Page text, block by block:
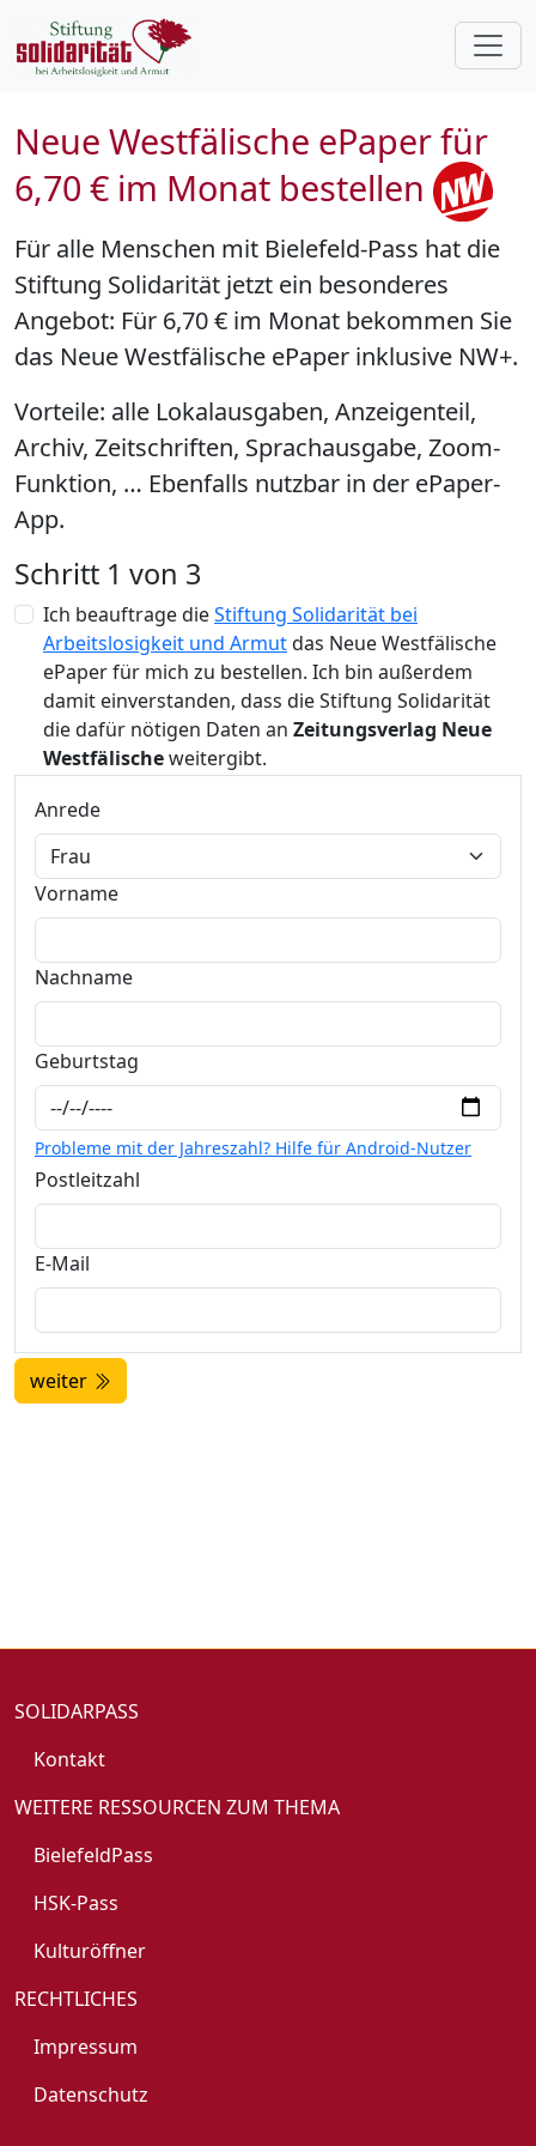
Neue Westfälische ePaper für
6,70 € im Monat bestellen
Für alle Menschen mit Bielefeld-Pass hat die
Stiftung Solidarität jetzt ein besonderes
Angebot: Für 6,70 € im Monat bekommen Sie
das Neue Westfälische ePaper inklusive NW+.
Vorteile: alle Lokalausgaben, Anzeigenteil,
Archiv, Zeitschriften, Sprachausgabe, Zoom-
Funktion, … Ebenfalls nutzbar in der ePaper-
App.
Schritt 1 von 3
Ich beauftrage dieStiftung Solidarität bei
Arbeitslosigkeit und Armutdas Neue Westfälische
ePaper für mich zu bestellen. Ich bin außerdem
damit einverstanden, dass die Stiftung Solidarität
die dafür nötigen Daten an Zeitungsverlag Neue
Westfälischeweitergibt.
Anrede
Vorname
Nachname
Geburtstag
Probleme mit der Jahreszahl? Hilfe für Android-Nutzer
Postleitzahl
E-Mail
weiter
SOLIDARPASS
Kontakt
WEITERE RESSOURCEN ZUM THEMA
BielefeldPass
HSK-Pass
Kulturöffner
RECHTLICHES
Impressum
Datenschutz